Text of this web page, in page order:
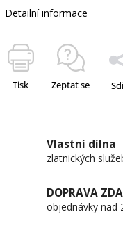
Detailní informace
Tisk Zeptat se
Vlastní dílna
zlatnických
DOPRAVA
objednávky nad